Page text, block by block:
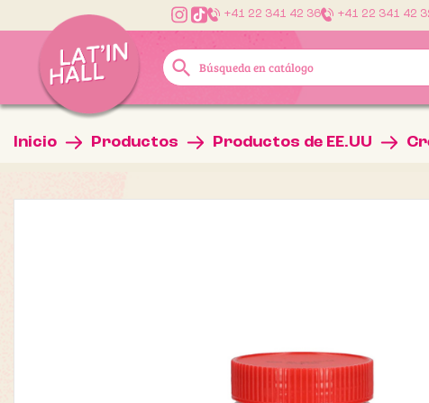
+41 22 341 42 36 +41 22 341 42
search
Inicio Productos Productos de EE.UU